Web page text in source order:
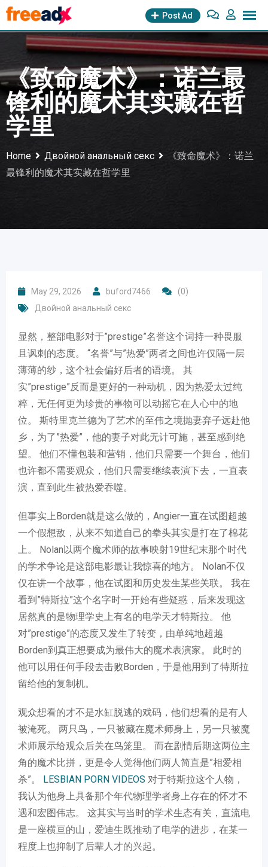
Skip
to
content
Post Ad
《致命魔术》：诺兰最
锋利的魔术其实藏在哲
学里
Home Двойной анальный секс
《致命魔术》：诺兰
最锋利的魔术其实藏在哲学里
May 29, 2026 buford7466
(0)
Двойной анальный секс
显然，整部电影对于”prestige”名誉这个词持一种畏服
且讽刺的态度。 “名誉”与”热爱”两者之间也许仅隔一层
薄薄的纱，这个社会偏好后者的语境。 其
实”prestige”反而是更好的一种动机，因为热爱太过纯
粹，无任何更为珍贵的事物可以动摇它在人心中的地
位。 斯特里克兰德为了艺术的至伟之境抛妻弃子远赴他
乡，为了”热爱”，他的妻子对此无计可施，甚至感到绝
望。 他们不懂包装和营销，他们只需要一个舞台，他们
也许都不需要观众，他们只需要继续表演下去，一直表
演，直到此生被热爱吞噬。
但事实上Borden就是这么做的，Angier一直在试图超越
一个假想敌，从来不知道自己的拳头其实是打在了棉花
上。 Nolan以两个魔术师的故事映射19世纪末那个时代
的学术争论是这部电影最让我惊喜的地方。 Nolan不仅
仅在讲一个故事，他在试图和历史发生某些关联。 我在
看到”特斯拉”这个名字时一开始有些疑惑，后来发现这
居然真的是物理学史上有名的电学天才特斯拉。 他
对”prestige”的态度又发生了转变，由单纯地超越
Borden到真正想要成为最伟大的魔术表演家。 此时的
他可以用任何手段去击败Borden，于是他用到了特斯拉
留给他的复制机。
观众想看的才不是水缸脱逃的戏码，他们想看的是有人
被淹死。 两只鸟，一只被藏在魔术师身上，另一只被魔
术师展示给观众后关在鸟笼里。 而在剧情后期这两位主
角的魔术比拼，更是令人觉得他们两人简直是”相爱相
杀”。 LESBIAN PORN VIDEOS 对于特斯拉这个人物，
我认为他身上具备那个年代物理学者身上存在的怀才不
遇和宏图伟志。 这其实与当时的学术生态有关，直流电
是一座横亘的山，爱迪生既推动了电学的进步，在某一
程度上也抑制了后辈人才的兴起。